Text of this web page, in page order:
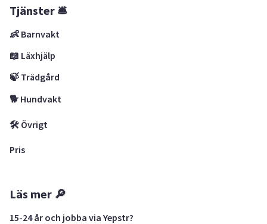
Tjänster 🛎
👶 Barnvakt
📖 Läxhjälp
🍃 Trädgård
🐕 Hundvakt
🛠 Övrigt
Pris
Läs mer 🔎
15-24 år och jobba via Yepstr?